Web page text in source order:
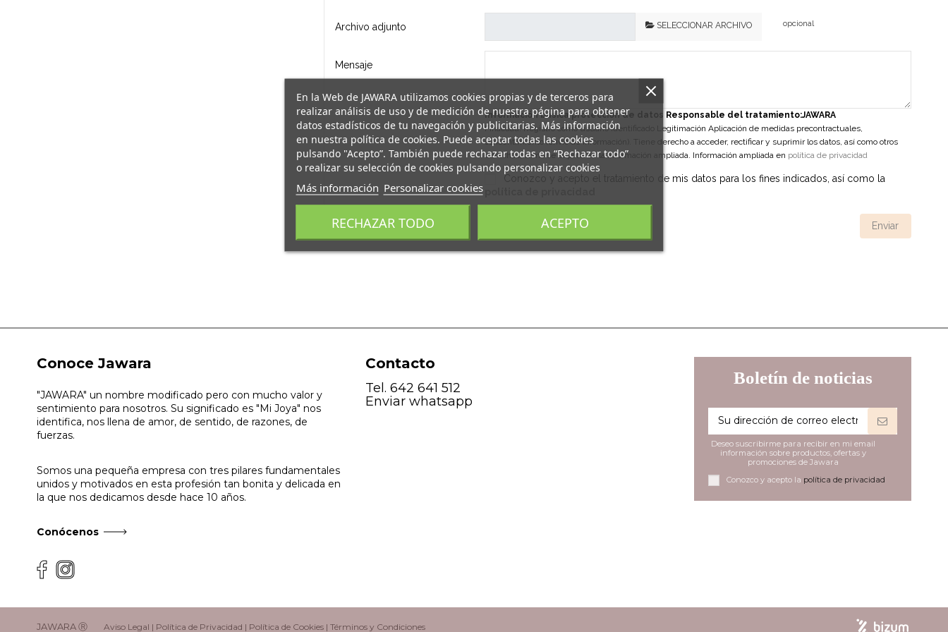
Archivo adjunto SELECCIONAR ARCHIVO opcional
Mensaje
Información básica protección de datos Responsable del tratamiento:JAWARA
Finalidad: Registro como usuario identificado Legitimación Aplicación de medidas precontractuales,
consentimiento (envío de información). Tiene derecho a acceder, rectificar y suprimir los datos, así como otros
derechos, como se explica en la información ampliada. Información ampliada en política de privacidad
Conozco y acepto el tratamiento de mis datos para los fines indicados, así como la
Conoce Jawara
"JAWARA" un nombre modificado pero con mucho valor y
sentimiento para nosotros. Su significado es "Mi Joya" nos
identifica, nos llena de amor, de sentido, de razones, de
fuerzas.
Somos una pequeña empresa con tres pilares fundamentales
unidos y motivados en esta profesión tan bonita y delicada en
la que nos dedicamos desde hace 10 años.
Conócenos
Contacto
Tel. 642 641 512
Enviar whatsapp
En la Web de JAWARA utilizamos cookies propias y de terceros para
realizar análisis de uso y de medición de nuestra página para obtener
datos estadísticos de tu navegación y publicitarias. Más información
en nuestra política de cookies. Puede aceptar todas las cookies
pulsando "Acepto”. También puede rechazar todas en “Rechazar todo”
o realizar su selección de cookies pulsando personalizar cookies
Más información Personalizar cookies
RECHAZAR TODO ACEPTO
Boletín de noticias
Deseo suscribirme para recibir en mi email
información sobre productos, ofertas y
promociones de Jawara
Conozco y acepto la política de privacidad
JAWARA Ⓡ Aviso Legal | Política de Privacidad | Política de Cookies | Términos y Condiciones